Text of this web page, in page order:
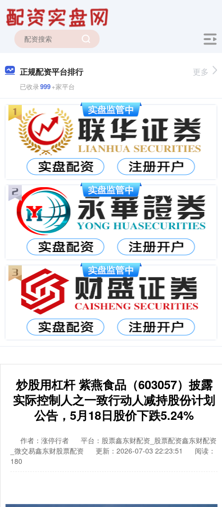
正规配资平台排行
已收录999+家平台
更多
炒股用杠杆 紫燕食品（603057）披露
实际控制人之一致行动人减持股份计划
公告，5月18日股价下跌5.24%
作者：涨停行者
平台：股票鑫东财配资_股票配资鑫东财配资
_微交易鑫东财股票配资
更新：2026-07-03 22:23:51
阅读：
180